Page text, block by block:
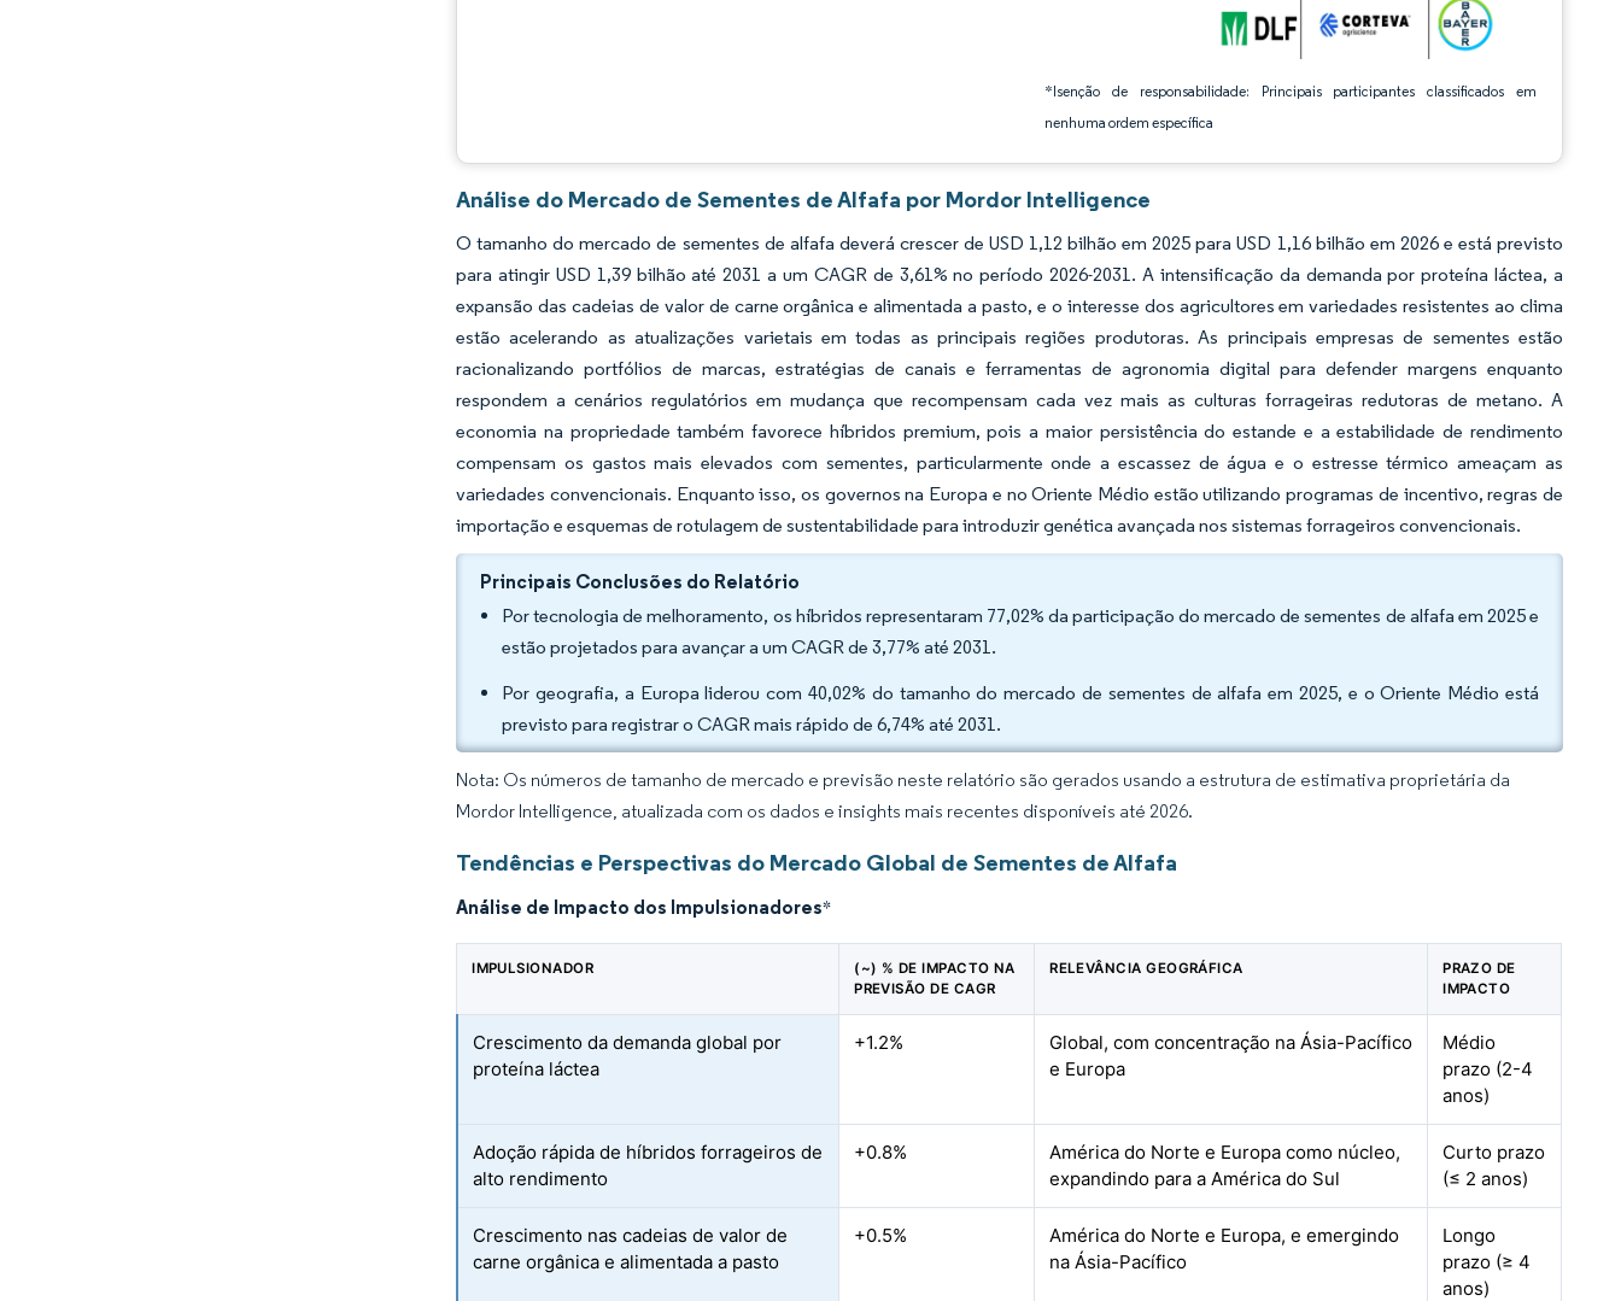
*Isenção de responsabilidade: Principais participantes classificados em
nenhuma ordem específica
Análise do Mercado de Sementes de Alfafa por Mordor Intelligence
O tamanho do mercado de sementes de alfafa deverá crescer de USD 1,12 bilhão em 2025 para USD 1,16 bilhão em 2026 e está previsto
para atingir USD 1,39 bilhão até 2031 a um CAGR de 3,61% no período 2026-2031. A intensificação da demanda por proteína láctea, a
expansão das cadeias de valor de carne orgânica e alimentada a pasto, e o interesse dos agricultores em variedades resistentes ao clima
estão acelerando as atualizações varietais em todas as principais regiões produtoras. As principais empresas de sementes estão
racionalizando portfólios de marcas, estratégias de canais e ferramentas de agronomia digital para defender margens enquanto
respondem a cenários regulatórios em mudança que recompensam cada vez mais as culturas forrageiras redutoras de metano. A
economia na propriedade também favorece híbridos premium, pois a maior persistência do estande e a estabilidade de rendimento
compensam os gastos mais elevados com sementes, particularmente onde a escassez de água e o estresse térmico ameaçam as
variedades convencionais. Enquanto isso, os governos na Europa e no Oriente Médio estão utilizando programas de incentivo, regras de
importação e esquemas de rotulagem de sustentabilidade para introduzir genética avançada nos sistemas forrageiros convencionais.
Principais Conclusões do Relatório
Por tecnologia de melhoramento, os híbridos representaram 77,02% da participação do mercado de sementes de alfafa em 2025 e
estão projetados para avançar a um CAGR de 3,77% até 2031.
Por geografia, a Europa liderou com 40,02% do tamanho do mercado de sementes de alfafa em 2025, e o Oriente Médio está
previsto para registrar o CAGR mais rápido de 6,74% até 2031.
Nota: Os números de tamanho de mercado e previsão neste relatório são gerados usando a estrutura de estimativa proprietária da
Mordor Intelligence, atualizada com os dados e insights mais recentes disponíveis até 2026.
Tendências e Perspectivas do Mercado Global de Sementes de Alfafa
Análise de Impacto dos Impulsionadores*
IMPULSIONADOR
(~) % DE IMPACTO NA
PREVISÃO DE CAGR
RELEVÂNCIA GEOGRÁFICA
PRAZO DE
IMPACTO
Crescimento da demanda global por
proteína láctea
+1.2%
Global, com concentração na Ásia-Pacífico
e Europa
Médio
prazo (2-4
anos)
Adoção rápida de híbridos forrageiros de
alto rendimento
+0.8%
América do Norte e Europa como núcleo,
expandindo para a América do Sul
Curto prazo
(≤ 2 anos)
Crescimento nas cadeias de valor de
carne orgânica e alimentada a pasto
+0.5%
América do Norte e Europa, e emergindo
na Ásia-Pacífico
Longo
prazo (≥ 4
anos)